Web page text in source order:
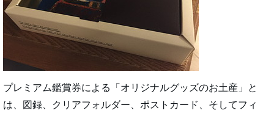
プレミアム鑑賞券による「オリジナルグッズのお土産」と
は、図録、クリアフォルダー、ポストカード、そしてフィ